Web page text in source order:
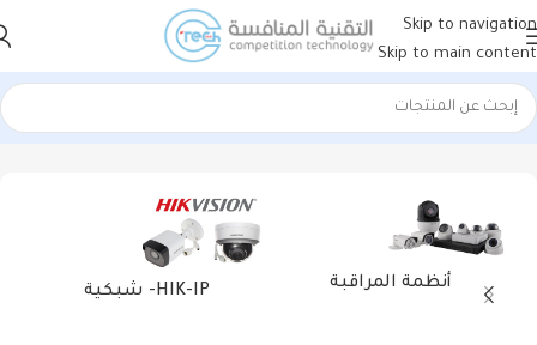
Skip to navigation
Skip to main content
الرئيسية الشبكات راوترات تي بي لنك (TP-Link) عرض ⁦11⁩ من كل النتائج
أنظمة المراقبة HIK-IP- شبكية